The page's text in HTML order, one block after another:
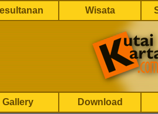
Wisata
Gallery Download